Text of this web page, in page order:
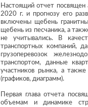
Настоящий отчет
2020 г. и прогнозу его
включены щебень
щебень из песчаника, а
не учитывались. В
транспортных компаний,
грузоперевозок
транспортом, данные
участников рынка, а
(графиков, диаграмм).
Первая глава отчета
объемам и динамике